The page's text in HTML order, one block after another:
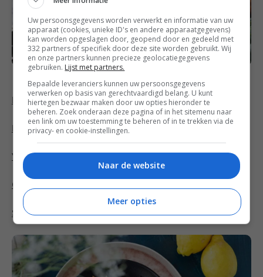
Kipfilet in yoghurtsaus met citroen en dille
Brosse citroenkoekjes
Volkoren pasta met courgette, citroen en spinazie
Citroen tiramisu
Scaloppine al limone
Uw persoonsgegevens worden verwerkt en informatie van uw
apparaat (cookies, unieke ID's en andere apparaatgegevens)
kan worden opgeslagen door, geopend door en gedeeld met
332 partners of specifiek door deze site worden gebruikt. Wij
en onze partners kunnen precieze geolocatiegegevens
gebruiken. Lijst met partners.
Bepaalde leveranciers kunnen uw persoonsgegevens
verwerken op basis van gerechtvaardigd belang. U kunt
hiertegen bezwaar maken door uw opties hieronder te
beheren. Zoek onderaan deze pagina of in het sitemenu naar
een link om uw toestemming te beheren of in te trekken via de
privacy- en cookie-instellingen.
Naar de website
Meer opties